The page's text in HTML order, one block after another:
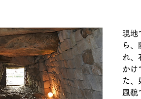
現地
ら、
れ、
かけ
た、
風貌